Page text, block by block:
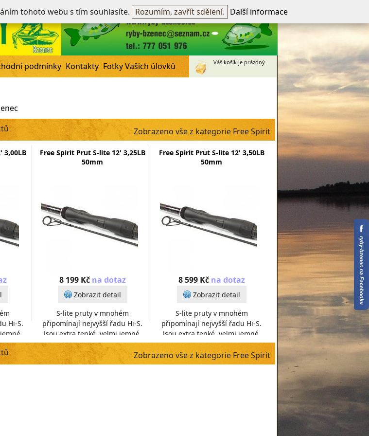
Nepřihlášen -přihlásit~Registrovat
podmínky Kontakty Fotky Vašich úlovků Váš košík je prázdný.
Zobrazeno vše z kategorie Free Spirit
3,00LB
Hi-S.
sílu. I
Free Spirit Prut S-lite 12' 3,25LB
50mm
8 199 Kč na dotaz
Zobrazit detail
S-lite pruty v mnohém
připomínají nejvyšší řadu Hi-S.
Jsou extra tenké, velmi jemné,
přitom blank má velkou sílu. I
proto si při vývoji a dv
Free Spirit Prut S-lite 12' 3,50LB
50mm
8 599 Kč na dotaz
Zobrazit detail
S-lite pruty v mnohém
připomínají nejvyšší řadu Hi-S.
Jsou extra tenké, velmi jemné,
přitom blank má velkou sílu. I
proto si při vývoji a dv
Zobrazeno vše z kategorie Free Spirit
tohoto webu s tím souhlasíte. Rozumím, zavřít sdělení. Další informace